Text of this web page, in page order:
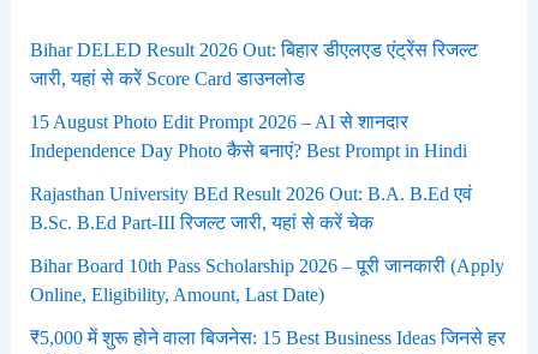
Bihar DELED Result 2026 Out: बिहार डीएलएड एंट्रेंस रिजल्ट
जारी, यहां से करें Score Card डाउनलोड
15 August Photo Edit Prompt 2026 – AI से शानदार
Independence Day Photo कैसे बनाएं? Best Prompt in Hindi
Rajasthan University BEd Result 2026 Out: B.A. B.Ed एवं
B.Sc. B.Ed Part-III रिजल्ट जारी, यहां से करें चेक
Bihar Board 10th Pass Scholarship 2026 – पूरी जानकारी (Apply
Online, Eligibility, Amount, Last Date)
₹5,000 में शुरू होने वाला बिजनेस: 15 Best Business Ideas जिनसे हर